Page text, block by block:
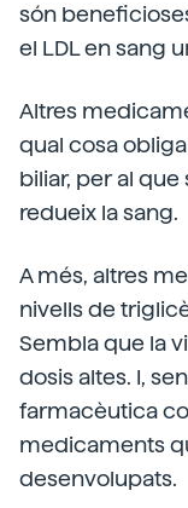
són
el LDL en sang
Altres
qual cosa
biliar, per al que
redueix la sang.
A més, altres
nivells de
Sembla que la
dosis altes. I,
farmacèutica
medicaments
desenvolupats.